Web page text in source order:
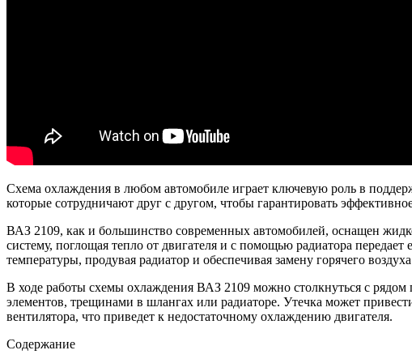
Схема охлаждения в любом автомобиле играет ключевую роль в
которые сотрудничают друг с другом, чтобы гарантировать
ВАЗ 2109, как и большинство современных автомобилей, оснащен
систему, поглощая тепло от двигателя и с помощью радиатора
температуры, продувая радиатор и обеспечивая замену горячего
В ходе работы схемы охлаждения ВАЗ 2109 можно столкнуться с
элементов, трещинами в шлангах или радиаторе. Утечка может
вентилятора, что приведет к недостаточному охлаждению двигателя.
Содержание